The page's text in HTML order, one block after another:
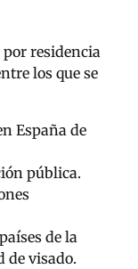
residencia
los que se
España de
pública.
de la
de visado.